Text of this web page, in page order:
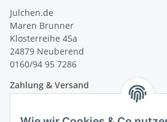
Julchen.de
Maren Brunner
Klosterreihe 45a
24879 Neuberend
0160/94 95 7286
Zahlung & Versand